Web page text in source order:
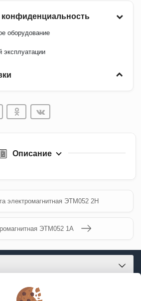
конфиденциальность
оборудование
эксплуатации
Описание
электромагнитная ЭТМ052 2Н
ЭТМ052 1А